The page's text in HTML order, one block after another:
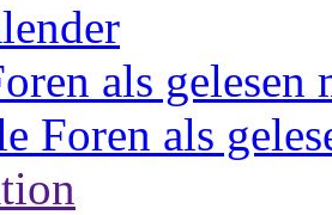
als gelesen
Foren als